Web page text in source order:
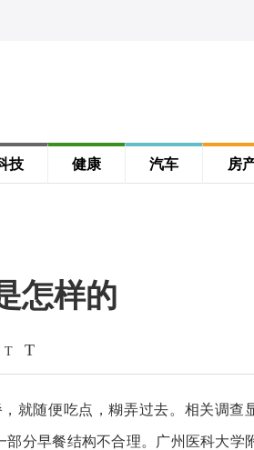
技 健康 汽车 房
怎样的
T T
就随便吃点，糊弄过去。相关调查
分早餐结构不合理。广州医科大学